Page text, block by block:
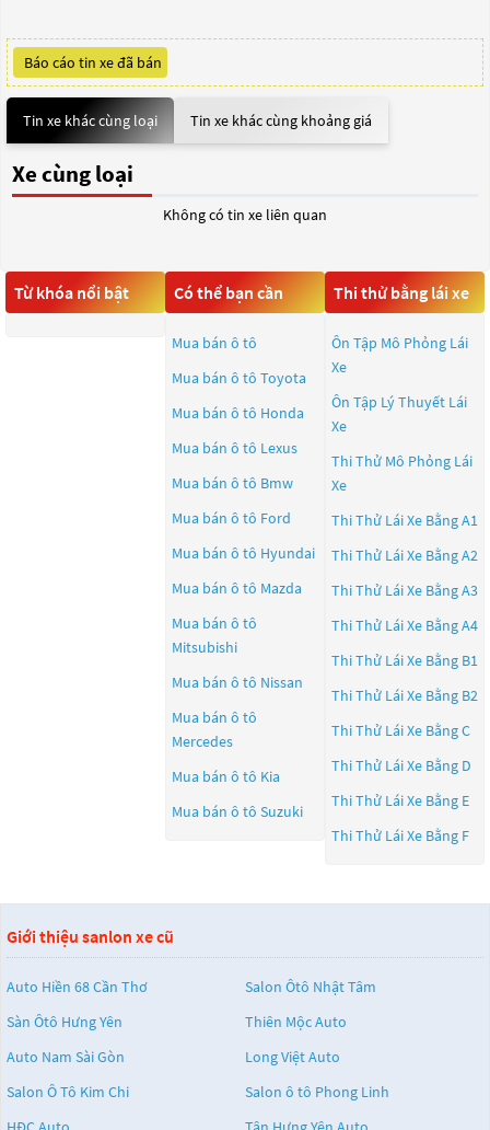
Báo cáo tin xe đã bán
Tin xe khác cùng loại Tin xe khác cùng khoảng giá
Xe cùng loại
Không có tin xe liên quan
Từ khóa nổi bật Có thể bạn cần
Mua bán ô tô
Mua bán ô tô Toyota
Mua bán ô tô Honda
Mua bán ô tô Lexus
Mua bán ô tô Bmw
Mua bán ô tô Ford
Mua bán ô tô Hyundai
Mua bán ô tô Mazda
Mua bán ô tô
Mitsubishi
Mua bán ô tô Nissan
Mua bán ô tô
Mercedes
Mua bán ô tô Kia
Mua bán ô tô Suzuki
Thi thử bằng lái xe
Ôn Tập Mô Phỏng Lái
Xe
Ôn Tập Lý Thuyết Lái
Xe
Thi Thử Mô Phỏng Lái
Xe
Thi Thử Lái Xe Bằng A1
Thi Thử Lái Xe Bằng A2
Thi Thử Lái Xe Bằng A3
Thi Thử Lái Xe Bằng A4
Thi Thử Lái Xe Bằng B1
Thi Thử Lái Xe Bằng B2
Thi Thử Lái Xe Bằng C
Thi Thử Lái Xe Bằng D
Thi Thử Lái Xe Bằng E
Thi Thử Lái Xe Bằng F
Giới thiệu sanlon xe cũ
Auto Hiền 68 Cần Thơ
Salon Ôtô Nhật Tâm
Sàn Ôtô Hưng Yên
Thiên Mộc Auto
Auto Nam Sài Gòn
Long Việt Auto
Salon Ô Tô Kim Chi
Salon ô tô Phong Linh